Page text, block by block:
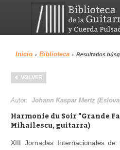
Menu
Biblioteca
Inicio › Biblioteca › Resultados
VOLVER
Autor:Johann Kaspar Mertz
Harmonie du Soir "Grande
Mihailescu, guitarra)
XIII Jornadas Internacionales